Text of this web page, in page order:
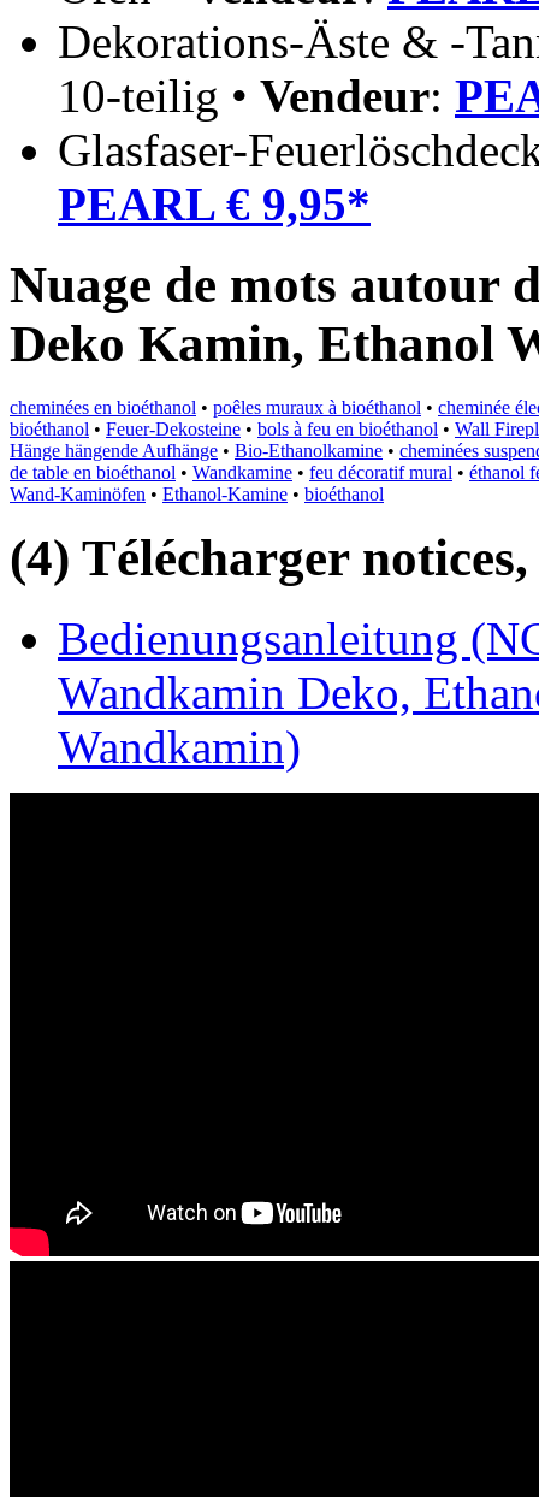
Dekorations-Äste & -
10-teilig • Vendeur:
Glasfaser-
PEARL € 9,95*
Nuage de mots autour
Deko Kamin, Ethanol
cheminées en bioéthanol • poêles muraux à bioéthanol • cheminée
bioéthanol • Feuer-Dekosteine • bols à feu en bioéthanol • Wall
Hänge hängende Aufhänge • Bio-Ethanolkamine • cheminées
de table en bioéthanol • Wandkamine • feu décoratif mural • éthanol
Wand-Kaminöfen • Ethanol-Kamine • bioéthanol
(4) Télécharger
Bedienungsanleitung
Wandkamin Deko,
Wandkamin)